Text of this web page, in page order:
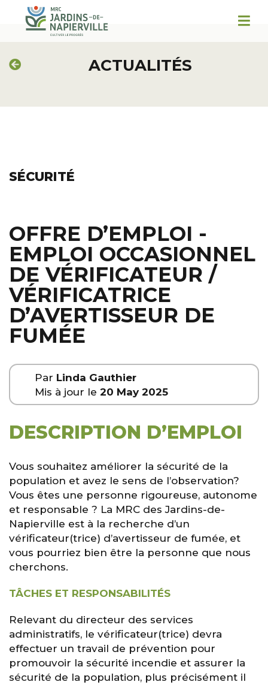
ACTUALITÉS
SÉCURITÉ
OFFRE D’EMPLOI -
EMPLOI OCCASIONNEL
DE VÉRIFICATEUR /
VÉRIFICATRICE
D’AVERTISSEUR DE
FUMÉE
Par Linda Gauthier
Mis à jour le 20 May 2025
DESCRIPTION D’EMPLOI
Vous souhaitez améliorer la sécurité de la
population et avez le sens de l’observation?
Vous êtes une personne rigoureuse, autonome
et responsable ? La MRC des Jardins-de-
Napierville est à la recherche d’un
vérificateur(trice) d’avertisseur de fumée, et
vous pourriez bien être la personne que nous
cherchons.
TÂCHES ET RESPONSABILITÉS
Relevant du directeur des services
administratifs, le vérificateur(trice) devra
effectuer un travail de prévention pour
promouvoir la sécurité incendie et assurer la
sécurité de la population, plus précisément il